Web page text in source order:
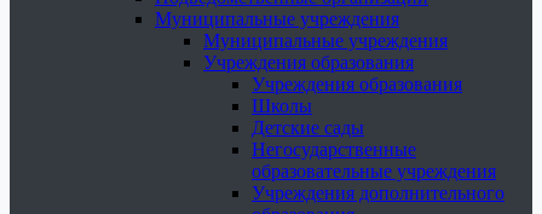
Муниципальные учреждения
Муниципальные учреждения
Учреждения образования
Учреждения образования
Школы
Детские сады
Негосударственные
образовательные учреждения
Учреждения дополнительного